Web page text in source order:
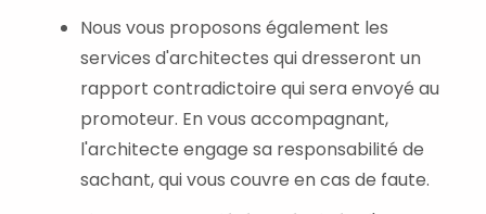
Nous vous proposons également les
services d'architectes qui dresseront un
rapport contradictoire qui sera envoyé au
promoteur. En vous accompagnant,
l'architecte engage sa responsabilité de
sachant, qui vous couvre en cas de faute.